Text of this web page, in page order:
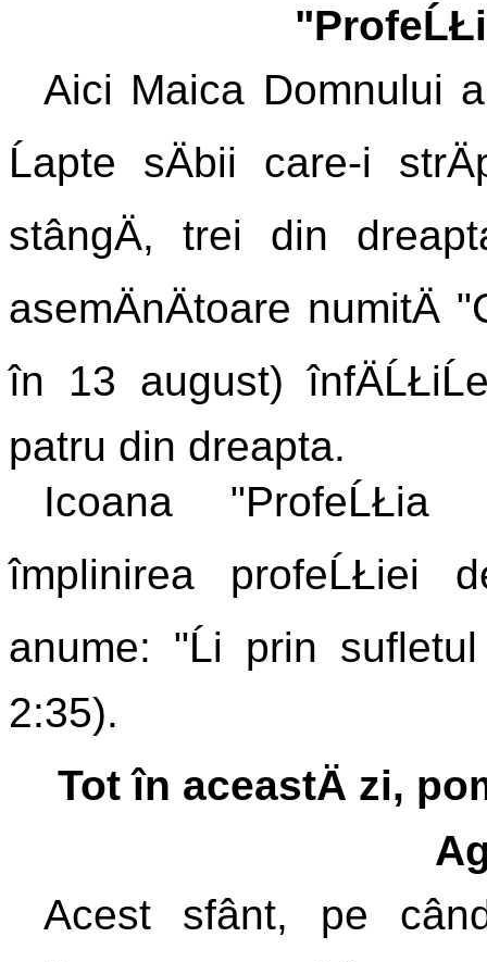
Aici Maica Domnului
Ĺapte sÄbii care-i
stângÄ, trei din
asemÄnÄtoare numitÄ
în 13 august)
patru din dreapta.
Icoana "ProfeĹŁia
împlinirea profeĹŁiei
anume: "Ĺi prin
2:35).
Tot în aceastÄ zi,
Acest sfânt, pe